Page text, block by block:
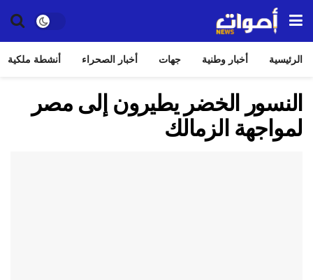
الرئيسية أخبار وطنية جهات أخبار الصحراء أنشطة ملكية
النسور الخضر يطيرون إلى مصر
لمواجهة الزمالك